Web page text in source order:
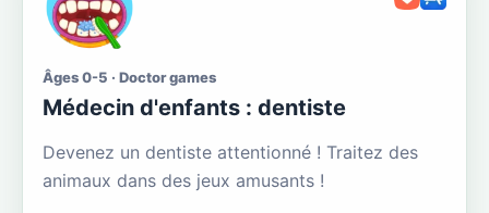
Âges 0-5 · Doctor games
Médecin d'enfants : dentiste
Devenez un dentiste attentionné ! Traitez des
animaux dans des jeux amusants !